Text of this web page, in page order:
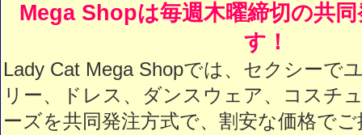
Mega Shopは毎週木曜締切の共
す！
Lady Cat Mega Shopでは、セクシーで
リー、ドレス、ダンスウェア、コスチ
ーズを共同発注方式で、割安な価格で